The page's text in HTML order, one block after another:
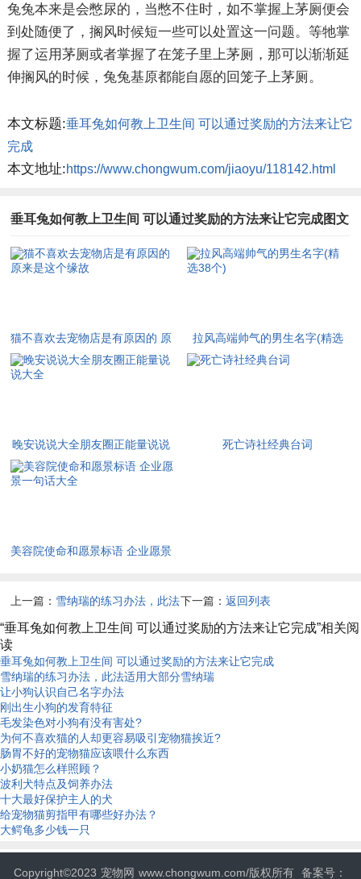
兔兔本来是会憋尿的，当憋不住时，如不掌握上茅厕便会
到处随便了，搁风时候短一些可以处置这一问题。等牠掌
握了运用茅厕或者掌握了在笼子里上茅厕，那可以渐渐延
伸搁风的时候，兔兔基原都能自愿的回笼子上茅厕。
本文标题:垂耳兔如何教上卫生间 可以通过奖励的方法来让它
完成
本文地址:https://www.chongwum.com/jiaoyu/118142.html
垂耳兔如何教上卫生间 可以通过奖励的方法来让它完成图文
推荐
猫不喜欢去宠物店是有原因的 原
来是这个缘故
拉风高端帅气的男生名字(精选
38个)
晚安说说大全朋友圈正能量说说
大全
死亡诗社经典台词
美容院使命和愿景标语 企业愿景
上一篇： 雪纳瑞的练习办法，此法
适用大部分雪纳瑞
下一篇： 返回列表
“垂耳兔如何教上卫生间 可以通过奖励的方法来让它完成”相关阅
读
垂耳兔如何教上卫生间 可以通过奖励的方法来让它完成
雪纳瑞的练习办法，此法适用大部分雪纳瑞
让小狗认识自己名字办法
刚出生小狗的发育特征
毛发染色对小狗有没有害处?
为何不喜欢猫的人却更容易吸引宠物猫挨近?
肠胃不好的宠物猫应该喂什么东西
小奶猫怎么样照顾？
波利犬特点及饲养办法
十大最好保护主人的犬
给宠物猫剪指甲有哪些好办法？
大鳄龟多少钱一只
Copyright©2023 宠物网 www.chongwum.com/版权所有 备案号：